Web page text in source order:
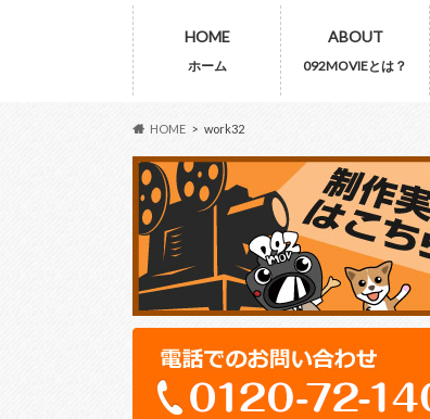
HOME
ホーム
ABOUT
092MOVIEとは？
HOME work32